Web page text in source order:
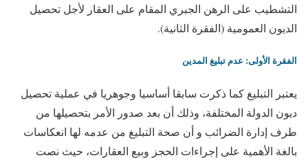
التشطيب على الرهن الجبري المقام على العقار لأجل تحصيل
الديون العمومية (الفقرة الثانية).
الفقرة الأولى: عدم تبليغ المدين
يعتبر التبليغ كما ذكرت سابقا أساسيا وجوهريا في عملية تحصيل
ديون الدولة المختلفة، وذلك أن بعد صدور الأمر بتحصيلها من
طرف إدارة الضرائب و أن صحة التبليغ من عدمه لها انعكاسات
بالغة الأهمية على إجراءات الحجز وبيع العقارات، حيث نصت